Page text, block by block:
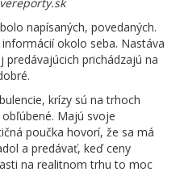
napísaných, povedaných.
okolo seba. Nastáva
prichádzajú na
krízy sú na trhoch
Majú svoje
poučka hovorí, že sa má
a predávať, keď ceny
na realitnom trhu to moc